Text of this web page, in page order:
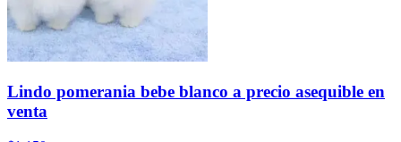
Lindo pomerania bebe blanco a precio asequible en
venta